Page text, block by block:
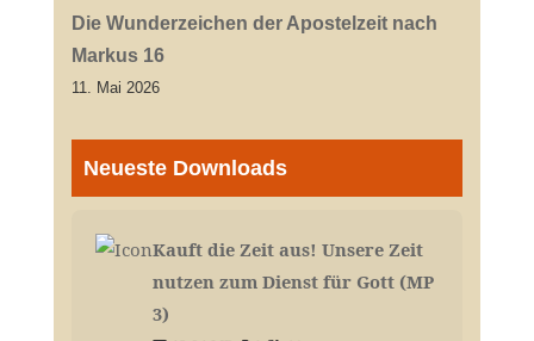
Die Wunderzeichen der Apostelzeit nach
Markus 16
11. Mai 2026
Neueste Downloads
Kauft die Zeit aus! Unsere Zeit
nutzen zum Dienst für Gott (MP
3)